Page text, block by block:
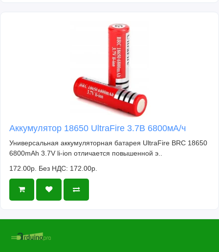
Аккумулятор 18650 UltraFire 3.7В 6800мА/ч
Универсальная аккумуляторная батарея UltraFire BRC 18650
6800mAh 3.7V li-ion отличается повышенной э..
172.00р. Без НДС: 172.00р.